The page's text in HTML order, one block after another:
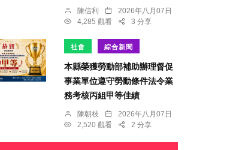
陳信利
2026年八月07日
4,285 觀看
3 分享
社會 綜合新聞
本縣榮獲勞動部補助辦理督促
事業單位遵守勞動條件法令業
務考核丙組甲等佳績
陳朝枝
2026年八月07日
2,520 觀看
2 分享